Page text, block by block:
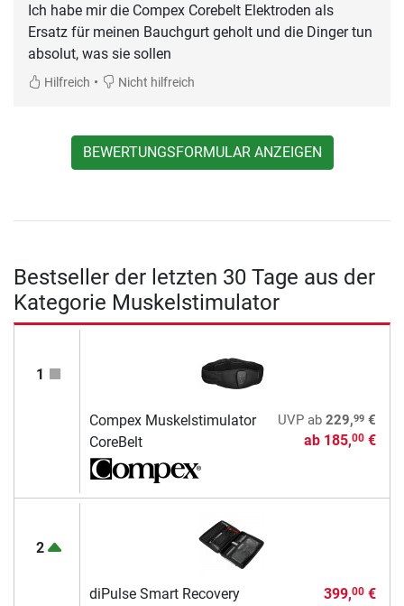
Ich habe mir die Compex Corebelt Elektroden als
Ersatz für meinen Bauchgurt geholt und die Dinger tun
absolut, was sie sollen
Hilfreich • Nicht hilfreich
BEWERTUNGSFORMULAR ANZEIGEN
Bestseller der letzten 30 Tage aus der
Kategorie Muskelstimulator
1
Compex Muskelstimulator
CoreBelt
UVPab 229,99€
ab 185,00€
2
diPulse Smart Recovery 399,00€